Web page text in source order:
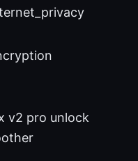
v2 pro unlock